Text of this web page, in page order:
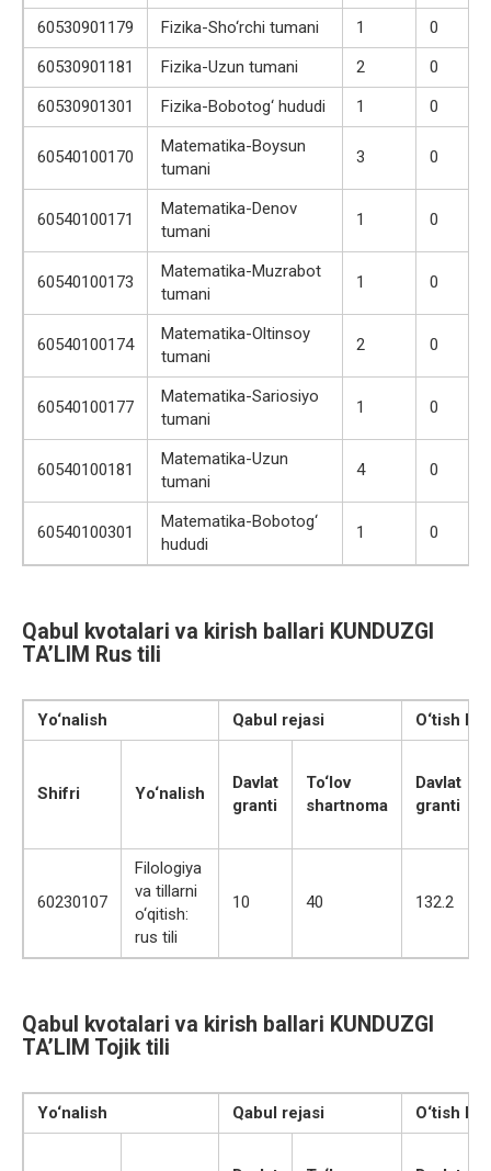
60530901179 Fizika-Sho‘rchi tumani 1
0
60530901181
Fizika-Uzun tumani 2
0
60530901301
Fizika-Bobotog‘ hududi 1 0
60540100170
Matematika-Boysun
tumani
3 0
60540100171
Matematika-Denov
tumani
1 0
60540100173
Matematika-Muzrabot
tumani
1 0
60540100174
Matematika-Oltinsoy
tumani
2 0
60540100177
Matematika-Sariosiyo
tumani
1 0
60540100181
Matematika-Uzun
tumani
4 0
60540100301
Matematika-Bobotog‘
hududi
1 0
Qabul kvotalari va kirish ballari KUNDUZGI
TA’LIM Rus tili
Yo‘nalish Qabul rejasi O‘tish bali
Shifri Yo‘nalish
Davlat
granti
To‘lov
shartnoma
Davlat
granti
60230107
Filologiya
va tillarni
o‘qitish:
rus tili
10 40 132.2
Qabul kvotalari va kirish ballari KUNDUZGI
TA’LIM Tojik tili
Yo‘nalish Qabul rejasi O‘tish bali